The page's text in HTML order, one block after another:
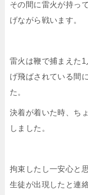
その間に雷火が持っ
げながら戦います。
雷火は鞭で捕まえた
げ飛ばされている間
た。
決着が着いた時、ち
しました。
拘束したし一安心と
生徒が出現したと連